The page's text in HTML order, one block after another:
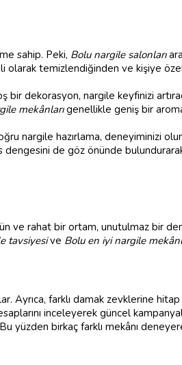
sahip. Peki, Bolu nargile salonları
olarak temizlendiğinden ve kişiye
dekorasyon, nargile keyfinizi
mekânlarıgenellikle geniş bir
nargile hazırlama, deneyiminizi
dengesini de göz önünde
ve rahat bir ortam, unutulmaz bir
tavsiyesive Bolu en iyi nargile
Ayrıca, farklı damak zevklerine
inceleyerek güncel
yüzden birkaç farklı mekânı